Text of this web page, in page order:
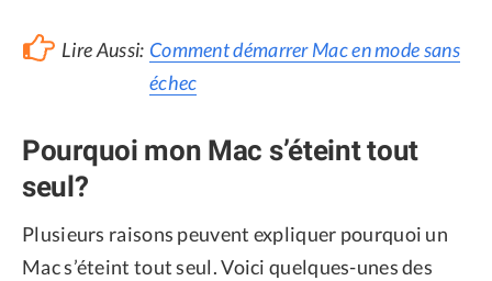
Lire Aussi: Comment démarrer Mac en mode sans
échec
Pourquoi mon Mac s’éteint tout
seul?
Plusieurs raisons peuvent expliquer pourquoi un
Mac s’éteint tout seul. Voici quelques-unes des